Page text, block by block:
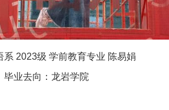
系 2023级 学前教育专业 陈易娟
毕业去向：龙岩学院